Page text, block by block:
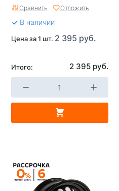
Сравнить Отложить
В наличии
Цена за 1 шт. 2 395 руб.
Итого: 2 395 руб.